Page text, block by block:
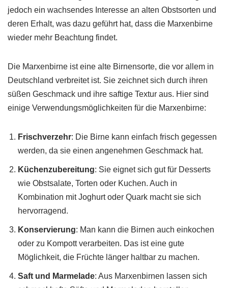
jedoch ein wachsendes Interesse an alten Obstsorten und
deren Erhalt, was dazu geführt hat, dass die Marxenbirne
wieder mehr Beachtung findet.
Die Marxenbirne ist eine alte Birnensorte, die vor allem in
Deutschland verbreitet ist. Sie zeichnet sich durch ihren
süßen Geschmack und ihre saftige Textur aus. Hier sind
einige Verwendungsmöglichkeiten für die Marxenbirne:
Frischverzehr: Die Birne kann einfach frisch gegessen
werden, da sie einen angenehmen Geschmack hat.
Küchenzubereitung: Sie eignet sich gut für Desserts
wie Obstsalate, Torten oder Kuchen. Auch in
Kombination mit Joghurt oder Quark macht sie sich
hervorragend.
Konservierung: Man kann die Birnen auch einkochen
oder zu Kompott verarbeiten. Das ist eine gute
Möglichkeit, die Früchte länger haltbar zu machen.
Saft und Marmelade: Aus Marxenbirnen lassen sich